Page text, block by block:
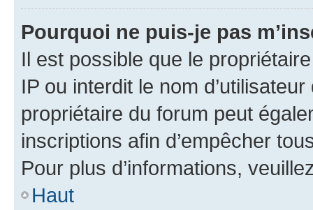
Pourquoi ne puis-je pas
Il est possible que le
IP ou interdit le nom
propriétaire du forum peut
inscriptions afin d’empêcher
Pour plus d’informations,
Haut